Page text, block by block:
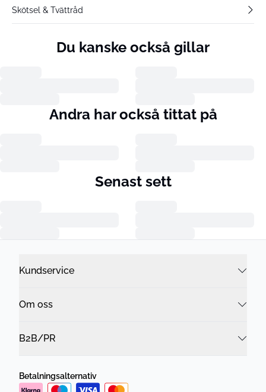
Skötsel & Tvättråd
Du kanske också gillar
Andra har också tittat på
Senast sett
Kundservice
Om oss
B2B/PR
Betalningsalternativ